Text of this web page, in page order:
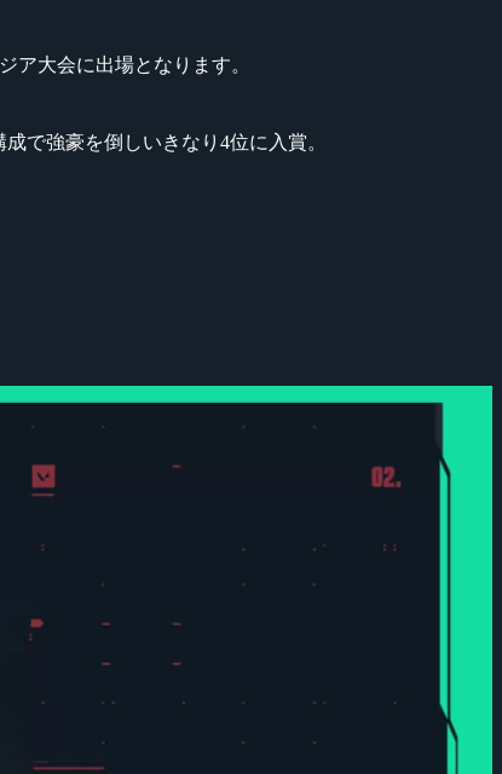
ア大会に出場となります。
で強豪を倒しいきなり4位に入賞。